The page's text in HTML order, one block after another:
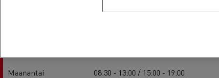
Maanantai
08:30 - 13:00 / 15:00 - 19:00